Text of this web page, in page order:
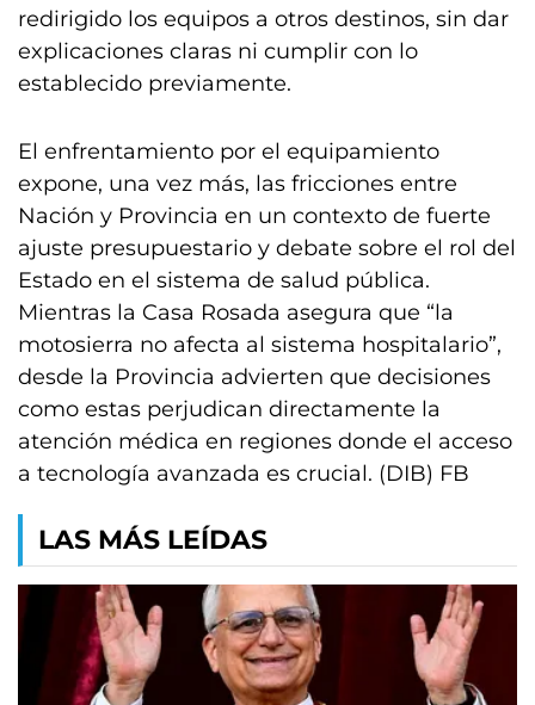
redirigido los equipos a otros destinos, sin dar
explicaciones claras ni cumplir con lo
establecido previamente.
El enfrentamiento por el equipamiento
expone, una vez más, las fricciones entre
Nación y Provincia en un contexto de fuerte
ajuste presupuestario y debate sobre el rol del
Estado en el sistema de salud pública.
Mientras la Casa Rosada asegura que “la
motosierra no afecta al sistema hospitalario”,
desde la Provincia advierten que decisiones
como estas perjudican directamente la
atención médica en regiones donde el acceso
a tecnología avanzada es crucial. (DIB) FB
LAS MÁS LEÍDAS